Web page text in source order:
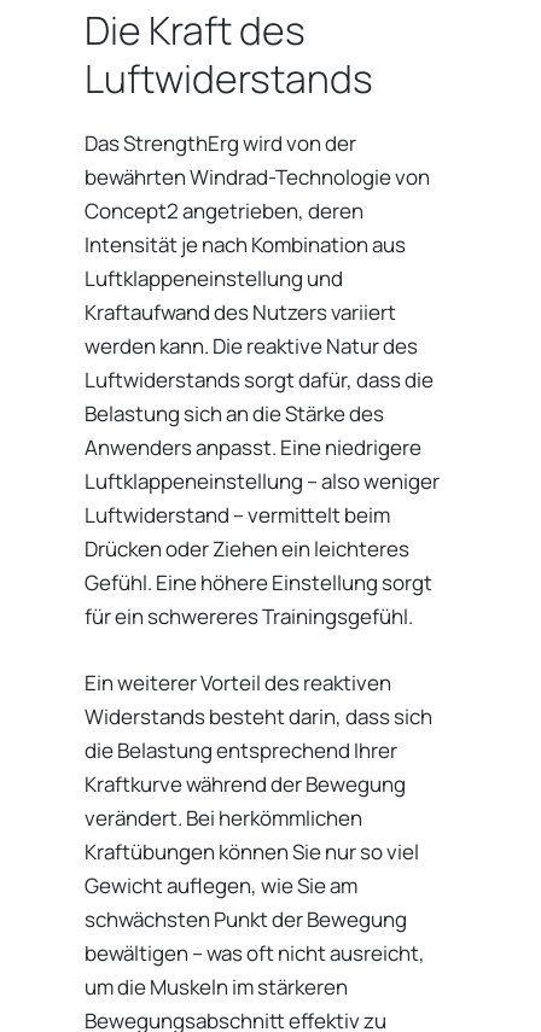
Die Kraft des
Luftwiderstands
Das StrengthErg wird von der
bewährten Windrad-Technologie von
Concept2 angetrieben, deren
Intensität je nach Kombination aus
Luftklappeneinstellung und
Kraftaufwand des Nutzers variiert
werden kann. Die reaktive Natur des
Luftwiderstands sorgt dafür, dass die
Belastung sich an die Stärke des
Anwenders anpasst. Eine niedrigere
Luftklappeneinstellung – also weniger
Luftwiderstand – vermittelt beim
Drücken oder Ziehen ein leichteres
Gefühl. Eine höhere Einstellung sorgt
für ein schwereres Trainingsgefühl.
Ein weiterer Vorteil des reaktiven
Widerstands besteht darin, dass sich
die Belastung entsprechend Ihrer
Kraftkurve während der Bewegung
verändert. Bei herkömmlichen
Kraftübungen können Sie nur so viel
Gewicht auflegen, wie Sie am
schwächsten Punkt der Bewegung
bewältigen – was oft nicht ausreicht,
um die Muskeln im stärkeren
Bewegungsabschnitt effektiv zu